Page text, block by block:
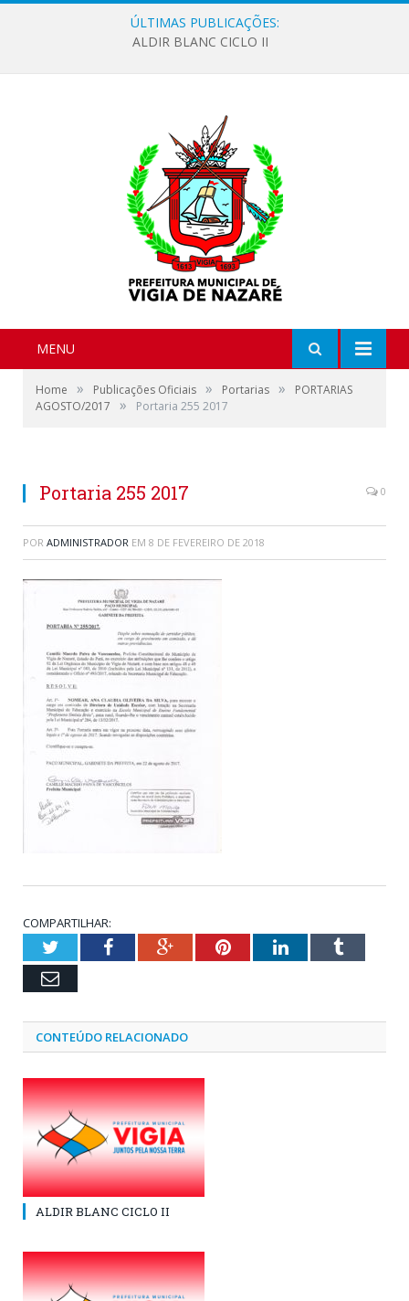
ÚLTIMAS PUBLICAÇÕES:
ALDIR BLANC CICLO II
MENU
Home » Publicações Oficiais » Portarias »
PORTARIAS
AGOSTO/2017
» Portaria 255 2017
Portaria 255 2017 0
POR ADMINISTRADOR EM 8 DE FEVEREIRO DE 2018
COMPARTILHAR:
TwitterFacebookGoogle+PinterestLinkedInTumblr
Email
CONTEÚDO RELACIONADO
ALDIR BLANC CICLO II